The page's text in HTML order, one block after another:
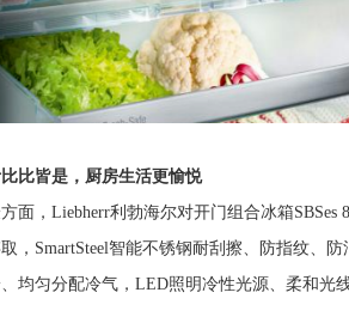
皆是，厨房生活更愉悦
，Liebherr利勃海尔对开门组合冰箱SBSes
，SmartSteel智能不锈钢耐刮擦、防指纹、防
均匀分配冷气，LED照明冷性光源、柔和光